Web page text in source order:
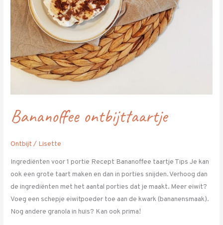
Bananoffee ontbijttaartje
Ontbijt / Lisette
Ingrediënten voor 1 portie Recept Bananoffee taartje Tips Je kan
ook een grote taart maken en dan in porties snijden. Verhoog dan
de ingrediënten met het aantal porties dat je maakt. Meer eiwit?
Voeg een schepje eiwitpoeder toe aan de kwark (bananensmaak).
Nog andere granola in huis? Kan ook prima!